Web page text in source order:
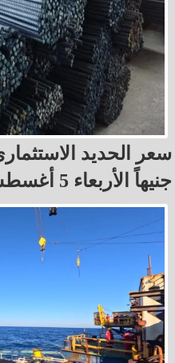
جنيهاً الأربعاء 5 أغسطس 2026